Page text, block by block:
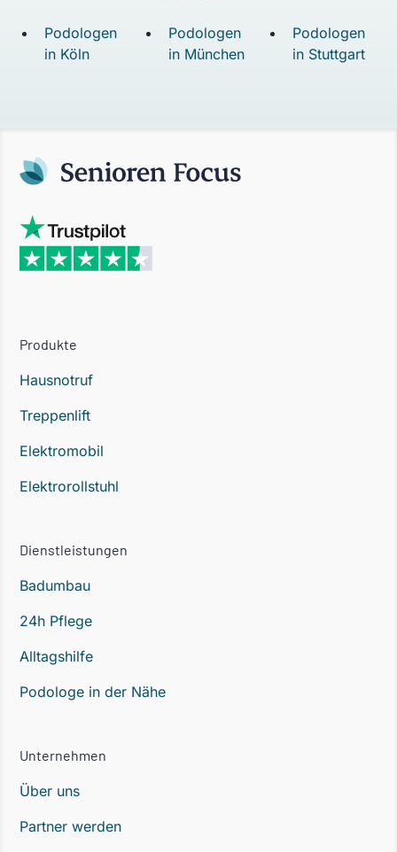
Podologen
in Köln
Podologen
in München
Podologen
in Stuttgart
Produkte
Hausnotruf
Treppenlift
Elektromobil
Elektrorollstuhl
Dienstleistungen
Badumbau
24h Pflege
Alltagshilfe
Podologe in der Nähe
Unternehmen
Über uns
Partner werden